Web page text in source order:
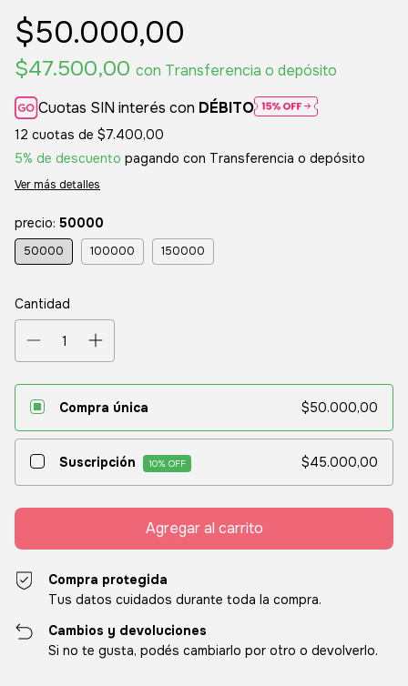
$50.000,00
$47.500,00 con Transferencia o depósito
Cuotas SIN interés con DÉBITO
12 cuotas de $7.400,00
5% de descuento pagando con Transferencia o depósito
Ver más detalles
precio: 50000
50000 100000 150000
Cantidad
Compra única $50.000,00
Suscripción 10% OFF $45.000,00
Compra protegida
Tus datos cuidados durante toda la compra.
Cambios y devoluciones
Si no te gusta, podés cambiarlo por otro o devolverlo.